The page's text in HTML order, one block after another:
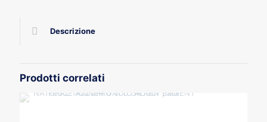
Descrizione
Prodotti correlati